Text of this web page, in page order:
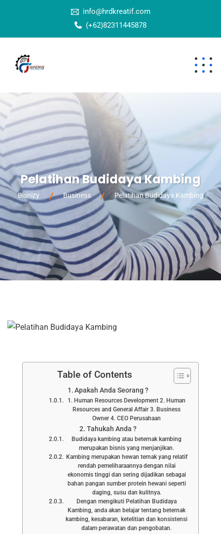
info@hrdkreatif.com
(+62)82311445878
Pelatihan Budidaya Kambing
Bisnizy Business Pelatihan Budidaya Kambing
Table of Contents
Apakah Anda Seorang ?
1. Human Resources Development 2. Human
Resources and General Affair 3. Business
Owner 4. CEO Perusahaan
Tahukah Anda ?
Budidaya kambing atau beternak kambing
merupakan bisnis yang menjanjikan.
Kambing merupakan hewan ternak yang relatif
rendah pemeliharaannya dengan nilai
ekonomis tinggi dan sering dijadikan sebagai
bahan pangan sumber protein hewani seperti
daging, susu dan kulitnya.
Dengan mengikuti Pelatihan Budidaya
Kambing, anda akan belajar tentang beternak
kambing, kesabaran, ketelitian dan konsistensi
dalam perawatan dan pengobatan.